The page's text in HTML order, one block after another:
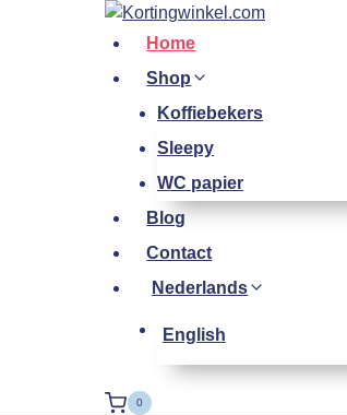
Home
Shop
Koffiebekers
Sleepy
WC papier
Blog
Contact
Nederlands
English
0